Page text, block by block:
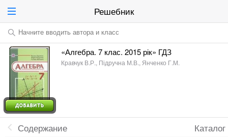
Решебник
Начните вводить автора и класс
«Алгебра. 7 клас. 2015 рік» ГДЗ
Кравчук В.Р., Підручна М.В., Янченко Г.М.
Каталог
Содержание